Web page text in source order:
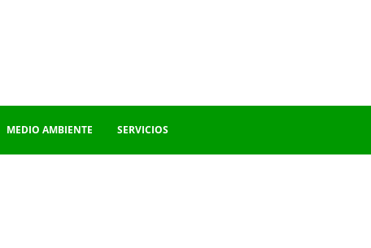
MEDIO AMBIENTE SERVICIOS